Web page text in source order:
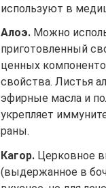
используют в
Алоэ. Можно
приготовленный
ценных
свойства. Листья
эфирные масла и
укрепляет
раны.
Кагор. Церковное
(выдержанное в